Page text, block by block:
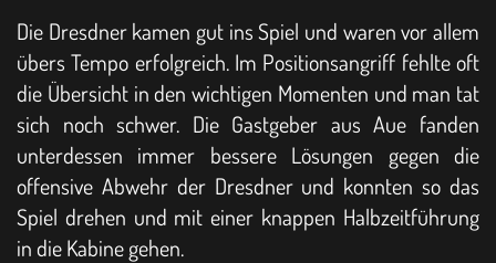
Die Dresdner kamen gut ins Spiel und waren vor allem
übers Tempo erfolgreich. Im Positionsangriff fehlte oft
die Übersicht in den wichtigen Momenten und man tat
sich noch schwer. Die Gastgeber aus Aue fanden
unterdessen immer bessere Lösungen gegen die
offensive Abwehr der Dresdner und konnten so das
Spiel drehen und mit einer knappen Halbzeitführung
in die Kabine gehen.